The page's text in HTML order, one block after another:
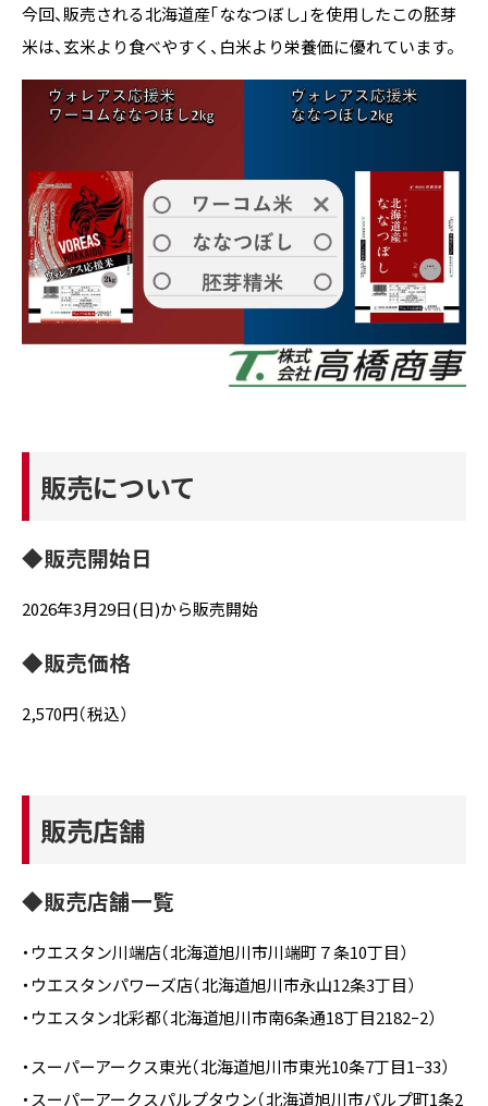
今回、販売される北海道産「ななつぼし」を使用したこの胚芽
米は、玄米より食べやすく、白米より栄養価に優れています。
販売について
◆販売開始日
2026年3月29日(日)から販売開始
◆販売価格
2,570円（税込）
販売店舗
◆販売店舗一覧
・ウエスタン川端店（北海道旭川市川端町７条10丁目）
・ウエスタンパワーズ店（北海道旭川市永山12条3丁目）
・ウエスタン北彩都（北海道旭川市南6条通18丁目2182ｰ2）
・スーパーアークス東光（北海道旭川市東光10条7丁目1−33）
・スーパーアークスパルプタウン（北海道旭川市パルプ町1条2